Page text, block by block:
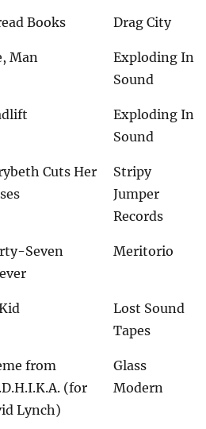
Books Drag City
Man
Exploding In
Sound
Exploding In
Sound
Cuts Her
Stripy
Jumper
Records
Seven
Meritorio
Lost Sound
Tapes
from
(for
Lynch)
Glass
Modern